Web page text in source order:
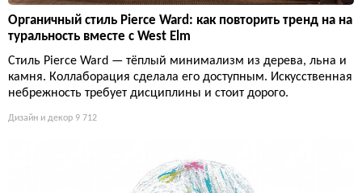
Органичный стиль Pierce Ward: как повторить тренд на на
туральность вместе с West Elm
Стиль Pierce Ward — тёплый минимализм из дерева, льна и
камня. Коллаборация сделала его доступным. Искусственная
небрежность требует дисциплины и стоит дорого.
Дизайн и декор 9 712